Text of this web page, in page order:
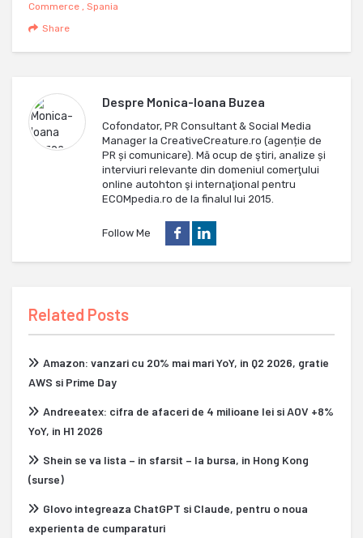
Commerce , Spania
Share
Despre Monica-Ioana Buzea
Cofondator, PR Consultant & Social Media
Manager la CreativeCreature.ro (agenție de
PR și comunicare). Mă ocup de ştiri, analize și
interviuri relevante din domeniul comerţului
online autohton şi internaţional pentru
ECOMpedia.ro de la finalul lui 2015.
Follow Me
Related Posts
Amazon: vanzari cu 20% mai mari YoY, in Q2 2026, gratie
AWS si Prime Day
Andreeatex: cifra de afaceri de 4 milioane lei si AOV +8%
YoY, in H1 2026
Shein se va lista – in sfarsit – la bursa, in Hong Kong
(surse)
Glovo integreaza ChatGPT si Claude, pentru o noua
experienta de cumparaturi